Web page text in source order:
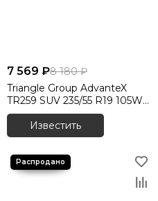
7 569 ₽8 180 ₽
Triangle Group AdvanteX
TR259 SUV 235/55 R19 105W
XL
Известить